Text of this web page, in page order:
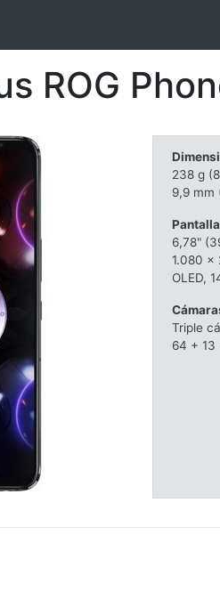
ROG
238 g
9,9 mm
Pantalla
6,78"
1.080 x
OLED,
Triple
64 + 13